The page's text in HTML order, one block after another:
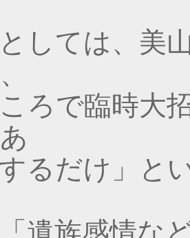
しては、美
ろで臨時大
るだけ」と